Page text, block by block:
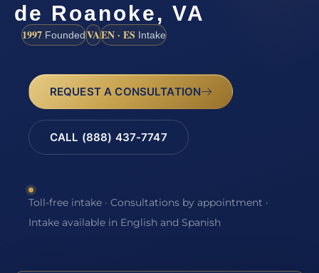
de Roanoke, VA
1997 FoundedVAEN · ES Intake
REQUEST A CONSULTATION
CALL (888) 437-7747
Toll-free intake · Consultations by appointment ·
Intake available in English and Spanish